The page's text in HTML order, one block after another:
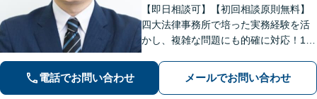
【即日相談可】【初回相談原則無料】
四大法律事務所で培った実務経験を活
かし、複雑な問題にも的確に対応！1日
件、労働問題、インターネット問題、
訴訟・紛争案件などに多数対応。 皆様
電話でお問い合わせ メールでお問い合わせ